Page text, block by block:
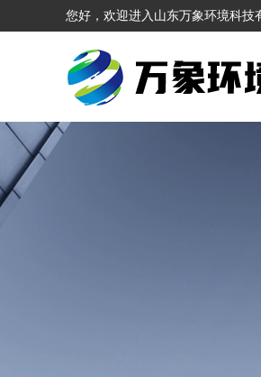
您好，欢迎进入山东万象环境科技